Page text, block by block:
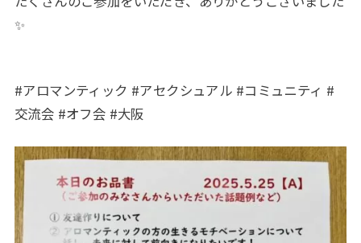
✨
#アロマンティック #アセクシュアル #コミュニティ #
交流会 #オフ会 #大阪